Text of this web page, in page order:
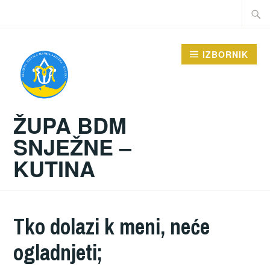
Traži:
ŽUPA BDM
SNJEŽNE –
KUTINA
IZBORNIK
Tko dolazi k meni, neće
ogladnjeti;